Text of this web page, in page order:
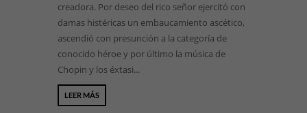
creadora. Por deseo del rico señor ejercitó con
damas histéricas un embaucamiento ascético,
ascendió con presunción a la categoría de
conocido héroe y por último la música de
Chopin y los éxtasi...
LEER MÁS